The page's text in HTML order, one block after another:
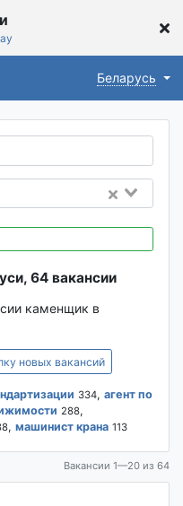
Беларусь
64 вакансии
каменщик в
новых вакансий
334, агент по
288,
, машинист крана 113
Вакансии 1—20 из 64